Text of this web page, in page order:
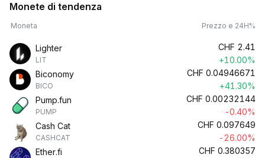
Monete di tendenza
Moneta Prezzo e 24H%
Lighter
LIT
CHF 2.41
+10.00%
Biconomy
BICO
CHF 0.04946671
+41.30%
Pump.fun
PUMP
CHF 0.00232144
-0.40%
Cash Cat
CASHCAT
CHF 0.097649
-26.00%
Ether.fi
CHF 0.380357